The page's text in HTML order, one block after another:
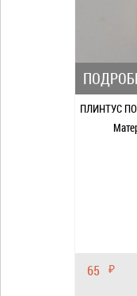
ПЛИНТУС
65 ₽